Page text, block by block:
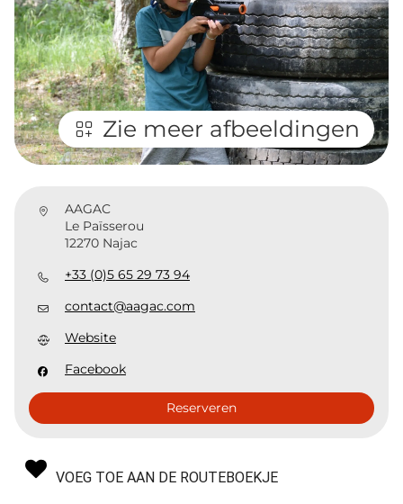
Zie meer afbeeldingen
AAGAC
Le Païsserou
12270 Najac
+33 (0)5 65 29 73 94
contact@aagac.com
Website
Facebook
Reserveren
VOEG TOE AAN DE ROUTEBOEKJE